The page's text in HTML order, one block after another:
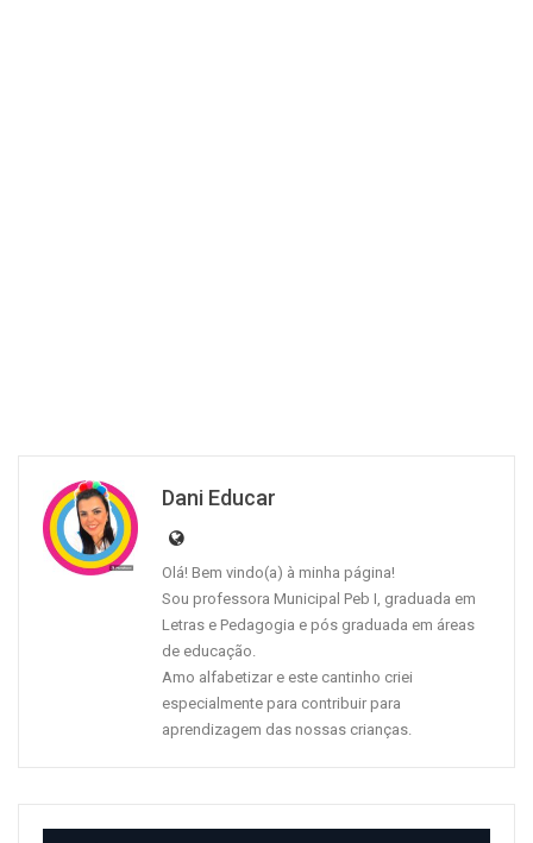
Dani Educar
Olá! Bem vindo(a) à minha página!
Sou professora Municipal Peb I, graduada em
Letras e Pedagogia e pós graduada em áreas
de educação.
Amo alfabetizar e este cantinho criei
especialmente para contribuir para
aprendizagem das nossas crianças.